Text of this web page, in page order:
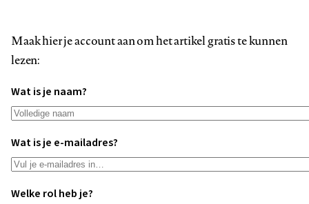
Maak hier je account aan om het artikel gratis te kunnen
lezen:
Wat is je naam?
Wat is je e-mailadres?
Welke rol heb je?